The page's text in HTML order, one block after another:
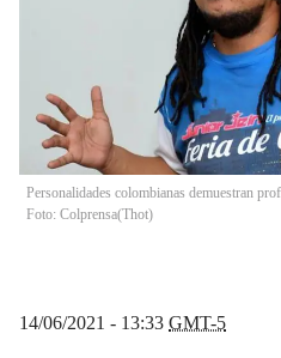
Personalidades colombianas demuestran
Foto: Colprensa(Thot)
14/06/2021 - 13:33 GMT-5